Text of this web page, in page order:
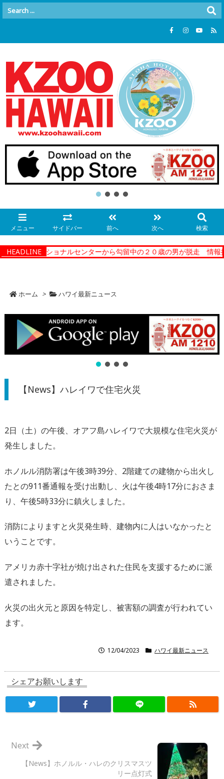
メニュー サイドバー 前へ 次へ 検索
HEADLINE
ィーコレクショナルセンターから勾留中の２０歳の男が脱走 情報提
ホーム > ハワイ最新ニュース
【News】ハレイワで住宅火災
2日（土）の午後、オアフ島ハレイワで大規模な住宅火災が
発生しました。
ホノルル消防署は午後3時39分、2階建ての建物から出火し
たとの911番通報を受け出動し、火は午後4時17分におさま
り、午後5時33分に鎮火しました。
消防によりますと火災発生時、建物内に人はいなかったと
いうことです。
アメリカ赤十字社が焼け出された住民を支援するために派
遣されました。
火災の出火元と原因を特定し、被害額の調査が行われてい
ます。
12/04/2023 ハワイ最新ニュース
シェアお願いします
【News】ホノルル・ハレのクリスマスツ
リー点灯式
Next